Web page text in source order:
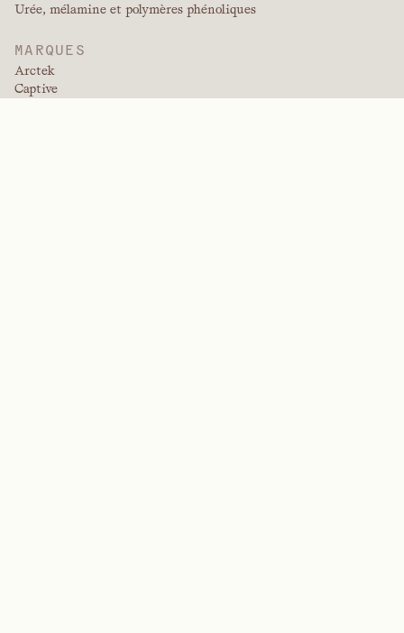
Urée, mélamine et polymères phénoliques
MARQUES
Arctek
Captive